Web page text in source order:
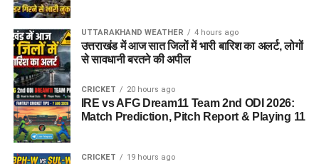
UTTARAKHAND WEATHER 4 hours ago
उत्तराखंड में आज सात जिलों में भारी बारिश का अलर्ट, लोगों
से सावधानी बरतने की अपील
CRICKET 20 hours ago
IRE vs AFG Dream11 Team 2nd ODI 2026:
Match Prediction, Pitch Report & Playing 11
CRICKET 19 hours ago